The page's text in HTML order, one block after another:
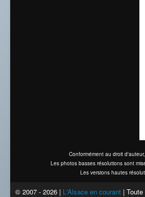
Conformément au droit
Les photos basses résolutions sont
Les versions hautes
© 2007 - 2026 | L'Alsace en courant |